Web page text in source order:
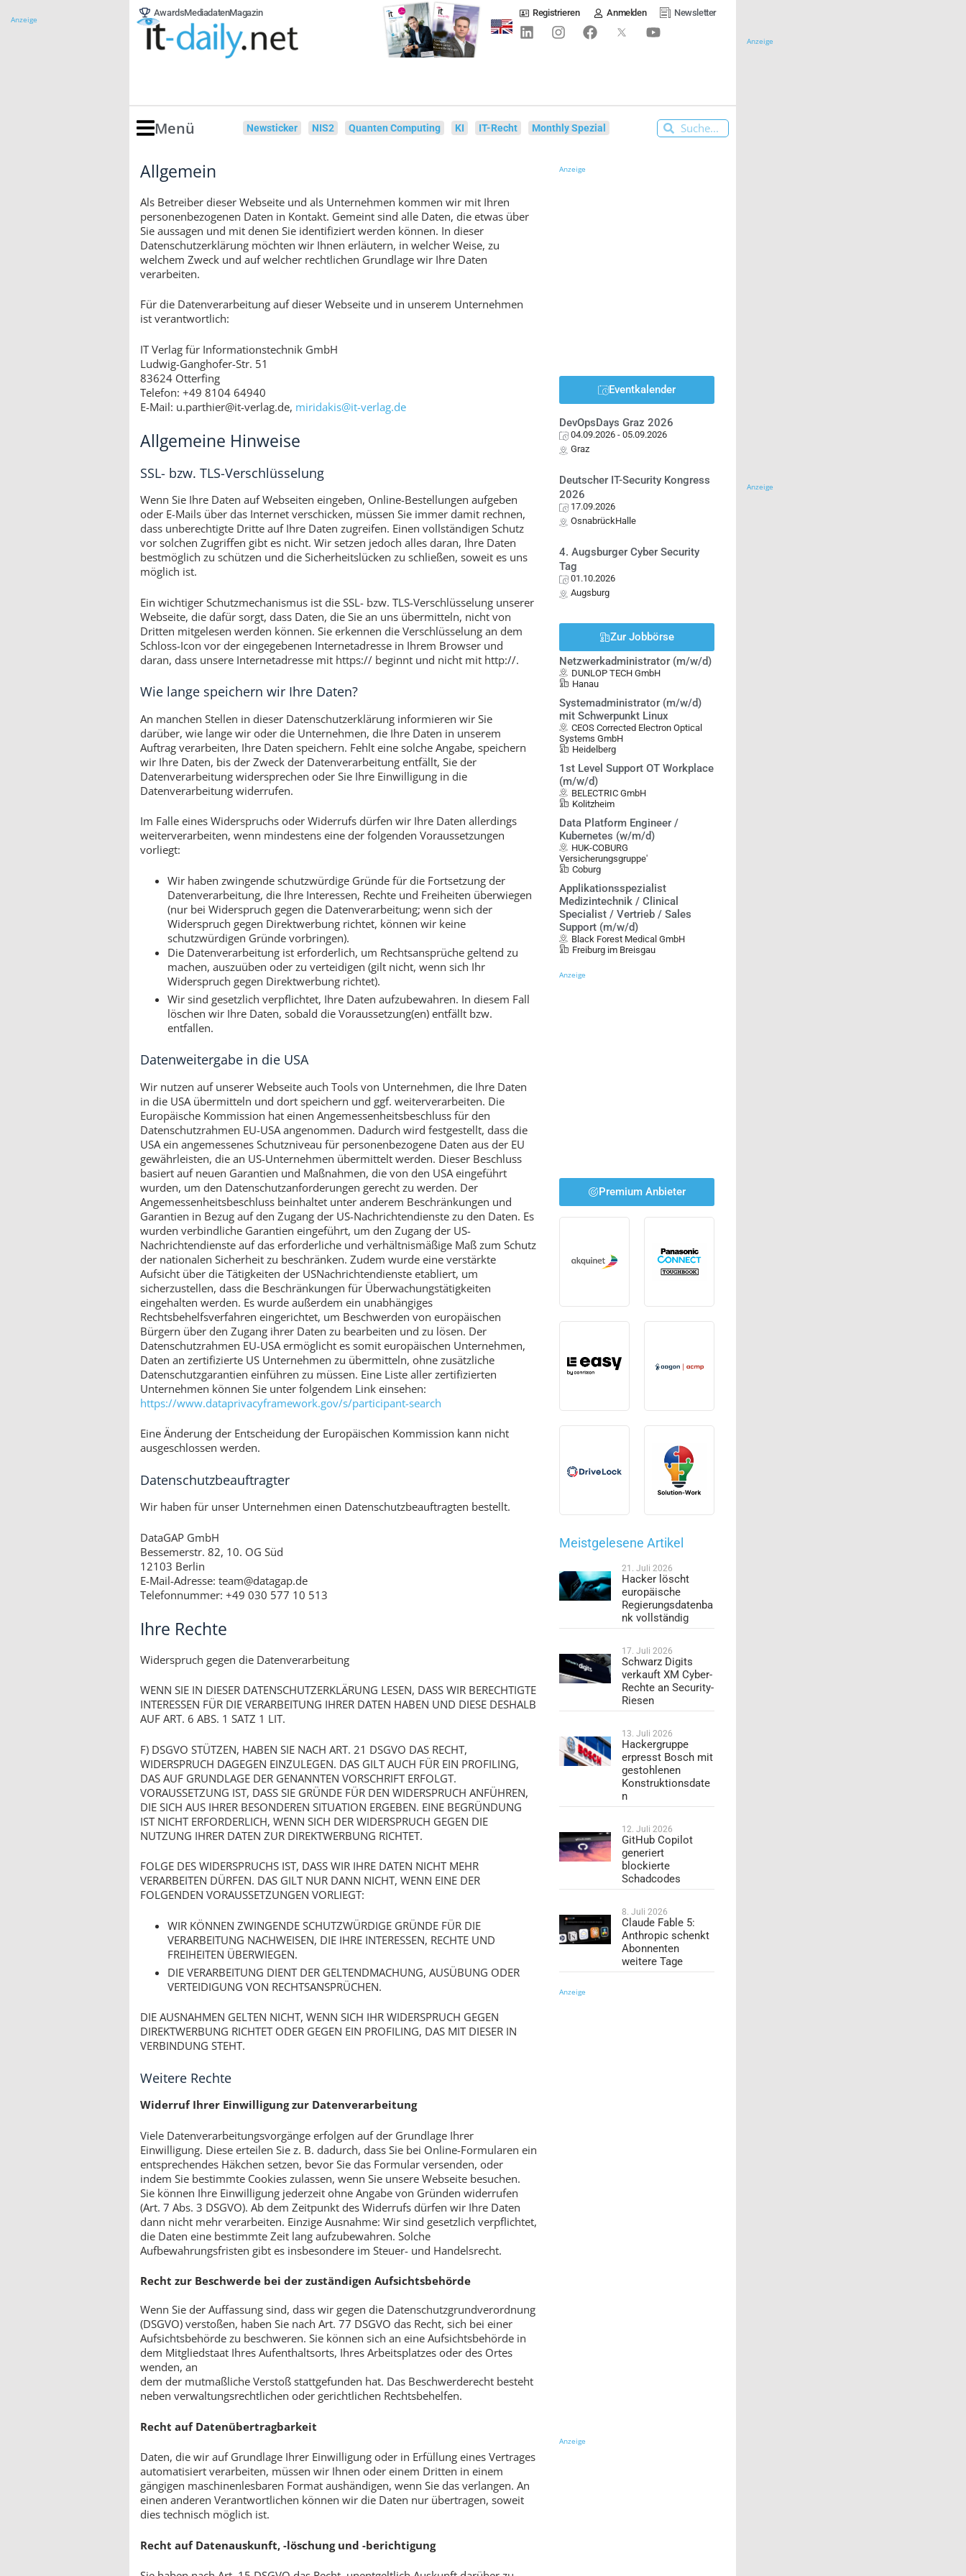
Anzeige
AwardsMediadatenMagazin Registrieren Anmelden Newsletter
Menü Newsticker NIS2 Quanten Computing KI IT-Recht Monthly Spezial
Allgemein
Als Betreiber dieser Webseite und als Unternehmen kommen wir mit Ihren
personenbezogenen Daten in Kontakt. Gemeint sind alle Daten, die etwas über
Sie aussagen und mit denen Sie identifiziert werden können. In dieser
Datenschutzerklärung möchten wir Ihnen erläutern, in welcher Weise, zu
welchem Zweck und auf welcher rechtlichen Grundlage wir Ihre Daten
verarbeiten.
Für die Datenverarbeitung auf dieser Webseite und in unserem Unternehmen
ist verantwortlich:
IT Verlag für Informationstechnik GmbH
Ludwig-Ganghofer-Str. 51
83624 Otterfing
Telefon: +49 8104 64940
E-Mail: u.parthier@it-verlag.de, miridakis@it-verlag.de
Allgemeine Hinweise
SSL- bzw. TLS-Verschlüsselung
Wenn Sie Ihre Daten auf Webseiten eingeben, Online-Bestellungen aufgeben
oder E-Mails über das Internet verschicken, müssen Sie immer damit rechnen,
dass unberechtigte Dritte auf Ihre Daten zugreifen. Einen vollständigen Schutz
vor solchen Zugriffen gibt es nicht. Wir setzen jedoch alles daran, Ihre Daten
bestmöglich zu schützen und die Sicherheitslücken zu schließen, soweit es uns
möglich ist.
Ein wichtiger Schutzmechanismus ist die SSL- bzw. TLS-Verschlüsselung unserer
Webseite, die dafür sorgt, dass Daten, die Sie an uns übermitteln, nicht von
Dritten mitgelesen werden können. Sie erkennen die Verschlüsselung an dem
Schloss-Icon vor der eingegebenen Internetadresse in Ihrem Browser und
daran, dass unsere Internetadresse mit https:// beginnt und nicht mit http://.
Wie lange speichern wir Ihre Daten?
An manchen Stellen in dieser Datenschutzerklärung informieren wir Sie
darüber, wie lange wir oder die Unternehmen, die Ihre Daten in unserem
Auftrag verarbeiten, Ihre Daten speichern. Fehlt eine solche Angabe, speichern
wir Ihre Daten, bis der Zweck der Datenverarbeitung entfällt, Sie der
Datenverarbeitung widersprechen oder Sie Ihre Einwilligung in die
Datenverarbeitung widerrufen.
Im Falle eines Widerspruchs oder Widerrufs dürfen wir Ihre Daten allerdings
weiterverarbeiten, wenn mindestens eine der folgenden Voraussetzungen
vorliegt:
Wir haben zwingende schutzwürdige Gründe für die Fortsetzung der
Datenverarbeitung, die Ihre Interessen, Rechte und Freiheiten überwiegen
(nur bei Widerspruch gegen die Datenverarbeitung; wenn sich der
Widerspruch gegen Direktwerbung richtet, können wir keine
schutzwürdigen Gründe vorbringen).
Die Datenverarbeitung ist erforderlich, um Rechtsansprüche geltend zu
machen, auszuüben oder zu verteidigen (gilt nicht, wenn sich Ihr
Widerspruch gegen Direktwerbung richtet).
Wir sind gesetzlich verpflichtet, Ihre Daten aufzubewahren. In diesem Fall
löschen wir Ihre Daten, sobald die Voraussetzung(en) entfällt bzw.
entfallen.
Datenweitergabe in die USA
Wir nutzen auf unserer Webseite auch Tools von Unternehmen, die Ihre Daten
in die USA übermitteln und dort speichern und ggf. weiterverarbeiten. Die
Europäische Kommission hat einen Angemessenheitsbeschluss für den
Datenschutzrahmen EU-USA angenommen. Dadurch wird festgestellt, dass die
USA ein angemessenes Schutzniveau für personenbezogene Daten aus der EU
gewährleisten, die an US-Unternehmen übermittelt werden. Dieser Beschluss
basiert auf neuen Garantien und Maßnahmen, die von den USA eingeführt
wurden, um den Datenschutzanforderungen gerecht zu werden. Der
Angemessenheitsbeschluss beinhaltet unter anderem Beschränkungen und
Garantien in Bezug auf den Zugang der US-Nachrichtendienste zu den Daten. Es
wurden verbindliche Garantien eingeführt, um den Zugang der US-
Nachrichtendienste auf das erforderliche und verhältnismäßige Maß zum Schutz
der nationalen Sicherheit zu beschränken. Zudem wurde eine verstärkte
Aufsicht über die Tätigkeiten der USNachrichtendienste etabliert, um
sicherzustellen, dass die Beschränkungen für Überwachungstätigkeiten
eingehalten werden. Es wurde außerdem ein unabhängiges
Rechtsbehelfsverfahren eingerichtet, um Beschwerden von europäischen
Bürgern über den Zugang ihrer Daten zu bearbeiten und zu lösen. Der
Datenschutzrahmen EU-USA ermöglicht es somit europäischen Unternehmen,
Daten an zertifizierte US Unternehmen zu übermitteln, ohne zusätzliche
Datenschutzgarantien einführen zu müssen. Eine Liste aller zertifizierten
Unternehmen können Sie unter folgendem Link einsehen:
https://www.dataprivacyframework.gov/s/participant-search
Eine Änderung der Entscheidung der Europäischen Kommission kann nicht
ausgeschlossen werden.
Datenschutzbeauftragter
Wir haben für unser Unternehmen einen Datenschutzbeauftragten bestellt.
DataGAP GmbH
Bessemerstr. 82, 10. OG Süd
12103 Berlin
E-Mail-Adresse: team@datagap.de
Telefonnummer: +49 030 577 10 513
Ihre Rechte
Widerspruch gegen die Datenverarbeitung
WENN SIE IN DIESER DATENSCHUTZERKLÄRUNG LESEN, DASS WIR BERECHTIGTE
INTERESSEN FÜR DIE VERARBEITUNG IHRER DATEN HABEN UND DIESE DESHALB
AUF ART. 6 ABS. 1 SATZ 1 LIT.
F) DSGVO STÜTZEN, HABEN SIE NACH ART. 21 DSGVO DAS RECHT,
WIDERSPRUCH DAGEGEN EINZULEGEN. DAS GILT AUCH FÜR EIN PROFILING,
DAS AUF GRUNDLAGE DER GENANNTEN VORSCHRIFT ERFOLGT.
VORAUSSETZUNG IST, DASS SIE GRÜNDE FÜR DEN WIDERSPRUCH ANFÜHREN,
DIE SICH AUS IHRER BESONDEREN SITUATION ERGEBEN. EINE BEGRÜNDUNG
IST NICHT ERFORDERLICH, WENN SICH DER WIDERSPRUCH GEGEN DIE
NUTZUNG IHRER DATEN ZUR DIREKTWERBUNG RICHTET.
FOLGE DES WIDERSPRUCHS IST, DASS WIR IHRE DATEN NICHT MEHR
VERARBEITEN DÜRFEN. DAS GILT NUR DANN NICHT, WENN EINE DER
FOLGENDEN VORAUSSETZUNGEN VORLIEGT:
WIR KÖNNEN ZWINGENDE SCHUTZWÜRDIGE GRÜNDE FÜR DIE
VERARBEITUNG NACHWEISEN, DIE IHRE INTERESSEN, RECHTE UND
FREIHEITEN ÜBERWIEGEN.
DIE VERARBEITUNG DIENT DER GELTENDMACHUNG, AUSÜBUNG ODER
VERTEIDIGUNG VON RECHTSANSPRÜCHEN.
DIE AUSNAHMEN GELTEN NICHT, WENN SICH IHR WIDERSPRUCH GEGEN
DIREKTWERBUNG RICHTET ODER GEGEN EIN PROFILING, DAS MIT DIESER IN
VERBINDUNG STEHT.
Weitere Rechte
Widerruf Ihrer Einwilligung zur Datenverarbeitung
Viele Datenverarbeitungsvorgänge erfolgen auf der Grundlage Ihrer
Einwilligung. Diese erteilen Sie z. B. dadurch, dass Sie bei Online-Formularen ein
entsprechendes Häkchen setzen, bevor Sie das Formular versenden, oder
indem Sie bestimmte Cookies zulassen, wenn Sie unsere Webseite besuchen.
Sie können Ihre Einwilligung jederzeit ohne Angabe von Gründen widerrufen
(Art. 7 Abs. 3 DSGVO). Ab dem Zeitpunkt des Widerrufs dürfen wir Ihre Daten
dann nicht mehr verarbeiten. Einzige Ausnahme: Wir sind gesetzlich verpflichtet,
die Daten eine bestimmte Zeit lang aufzubewahren. Solche
Aufbewahrungsfristen gibt es insbesondere im Steuer- und Handelsrecht.
Recht zur Beschwerde bei der zuständigen Aufsichtsbehörde
Wenn Sie der Auffassung sind, dass wir gegen die Datenschutzgrundverordnung
(DSGVO) verstoßen, haben Sie nach Art. 77 DSGVO das Recht, sich bei einer
Aufsichtsbehörde zu beschweren. Sie können sich an eine Aufsichtsbehörde in
dem Mitgliedstaat Ihres Aufenthaltsorts, Ihres Arbeitsplatzes oder des Ortes
wenden, an
dem der mutmaßliche Verstoß stattgefunden hat. Das Beschwerderecht besteht
neben verwaltungsrechtlichen oder gerichtlichen Rechtsbehelfen.
Recht auf Datenübertragbarkeit
Daten, die wir auf Grundlage Ihrer Einwilligung oder in Erfüllung eines Vertrages
automatisiert verarbeiten, müssen wir Ihnen oder einem Dritten in einem
gängigen maschinenlesbaren Format aushändigen, wenn Sie das verlangen. An
einen anderen Verantwortlichen können wir die Daten nur übertragen, soweit
dies technisch möglich ist.
Recht auf Datenauskunft, -löschung und -berichtigung
Anzeige
Eventkalender
DevOpsDays Graz 2026
04.09.2026- 05.09.2026
Graz
Deutscher IT-Security Kongress
2026
17.09.2026
OsnabrückHalle
4. Augsburger Cyber Security
Tag
01.10.2026
Augsburg
Zur Jobbörse
Netzwerkadministrator (m/w/d)
DUNLOP TECH GmbH
Hanau
Systemadministrator (m/w/d)
mit Schwerpunkt Linux
CEOS Corrected Electron Optical
Systems GmbH
Heidelberg
1st Level Support OT Workplace
(m/w/d)
BELECTRIC GmbH
Kolitzheim
Data Platform Engineer /
Kubernetes (w/m/d)
HUK-COBURG
Versicherungsgruppe'
Coburg
Applikationsspezialist
Medizintechnik / Clinical
Specialist / Vertrieb / Sales
Support (m/w/d)
Black Forest Medical GmbH
Freiburg im Breisgau
Anzeige
Premium Anbieter
Meistgelesene Artikel
21. Juli 2026
Hacker löscht
europäische
Regierungsdatenba
nk vollständig
17. Juli 2026
Schwarz Digits
verkauft XM Cyber-
Rechte an Security-
Riesen
13. Juli 2026
Hackergruppe
erpresst Bosch mit
gestohlenen
Konstruktionsdate
n
12. Juli 2026
GitHub Copilot
generiert
blockierte
Schadcodes
8. Juli 2026
Claude Fable 5:
Anthropic schenkt
Abonnenten
weitere Tage
Anzeige
Anzeige
Anzeige
Anzeige